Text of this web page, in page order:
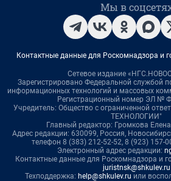
Мы в
Контактные данные для Роскомнадзора и
Сетевое издание
Зарегистрировано Федеральной службой
информационных технологий и массовых
Регистрационный номер ЭЛ №
Учредитель: Общество с ограниченной
ТЕХНОЛОГИИ"
Главный редактор: Громкова
Адрес редакции: 630099, Россия,
телефон 8 (383) 212-52-52, 8 (923) 157-
Электронный адрес редакции:
Контактные данные для Роскомнадзора и
juristnsk@shkulev.ru
Техподдержка: help@shkulev.ru или